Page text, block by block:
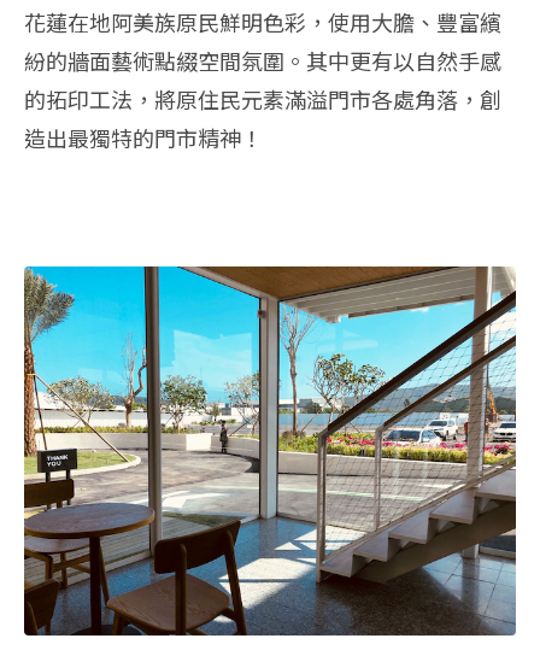
花蓮在地阿美族原民鮮明色彩，使用大膽、豐富繽
紛的牆面藝術點綴空間氛圍。其中更有以自然手感
的拓印工法，將原住民元素滿溢門市各處角落，創
造出最獨特的門市精神！